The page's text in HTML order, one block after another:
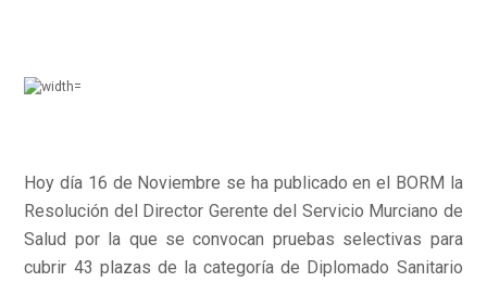
Hoy día 16 de Noviembre se ha publicado en el BORM la
Resolución del Director Gerente del Servicio Murciano de
Salud por la que se convocan pruebas selectivas para
cubrir 43 plazas de la categoría de Diplomado Sanitario